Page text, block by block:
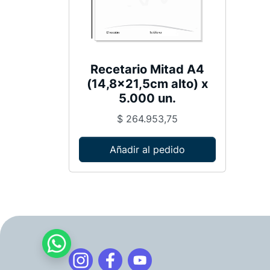
Recetario Mitad A4
(14,8×21,5cm alto) x
5.000 un.
$264.953,75
Añadir al pedido